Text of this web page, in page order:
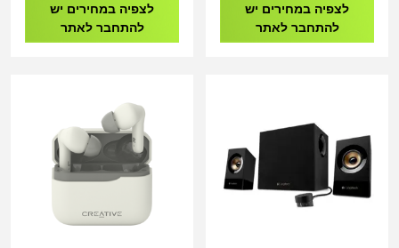
לצפיה במחירים יש
להתחבר לאתר
לצפיה במחירים יש
להתחבר לאתר